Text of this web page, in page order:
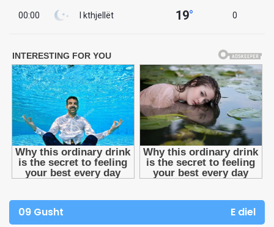
00:00 I kthjellët 19° 0
09 Gusht E diel